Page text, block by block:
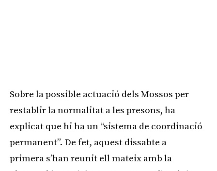
Sobre la possible actuació dels Mossos per
restablir la normalitat a les presons, ha
explicat que hi ha un “sistema de coordinació
permanent”. De fet, aquest dissabte a
primera s’han reunit ell mateix amb la